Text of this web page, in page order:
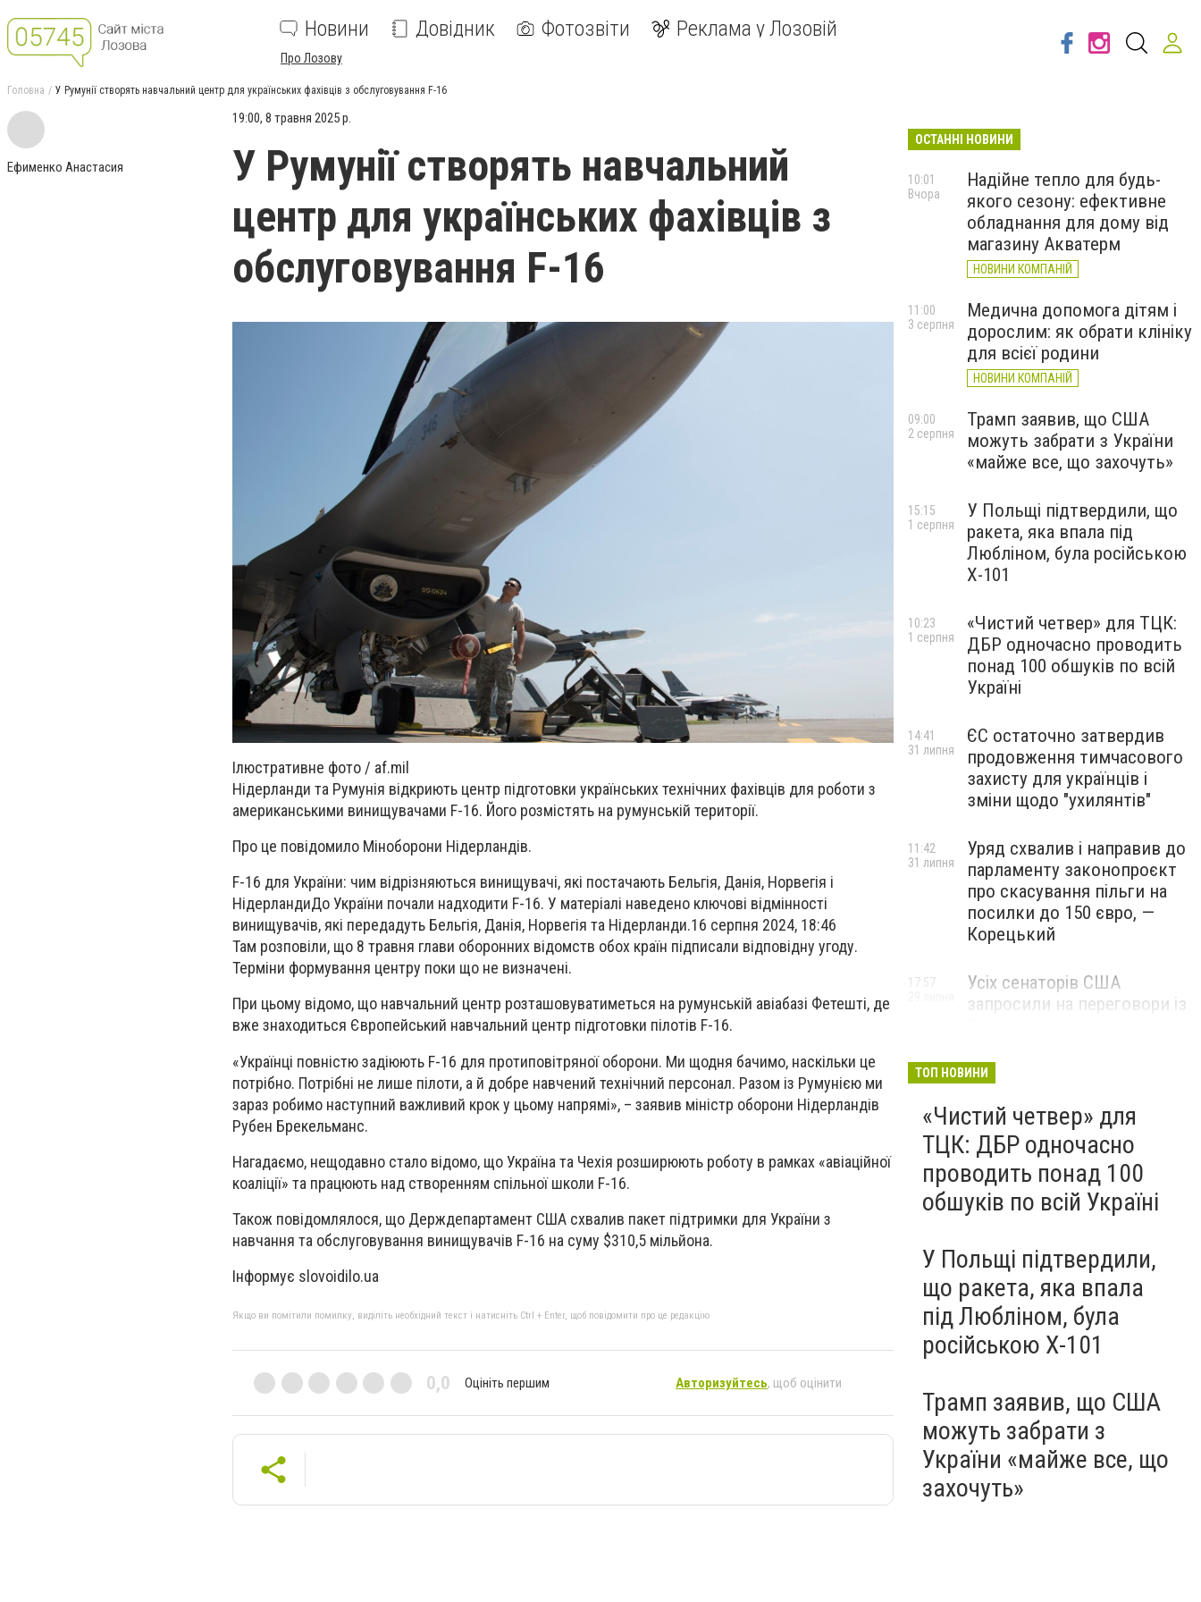
Новини Довідник Фотозвіти Реклама у Лозовій
Про Лозову
Головна У Румунії створять навчальний центр для українських фахівців з обслуговування F-16
Ефименко Анастасия
19:00, 8 травня 2025 р.
У Румунії створять навчальний
центр для українських фахівців з
обслуговування F-16
Ілюстративне фото / af.mil
Нідерланди та Румунія відкриють центр підготовки українських технічних фахівців для роботи з
американськими винищувачами F-16. Його розмістять на румунській території.
Про це повідомило Міноборони Нідерландів.
F-16 для України: чим відрізняються винищувачі, які постачають Бельгія, Данія, Норвегія і
НідерландиДо України почали надходити F-16. У матеріалі наведено ключові відмінності
винищувачів, які передадуть Бельгія, Данія, Норвегія та Нідерланди.16 серпня 2024, 18:46
Там розповіли, що 8 травня глави оборонних відомств обох країн підписали відповідну угоду.
Терміни формування центру поки що не визначені.
При цьому відомо, що навчальний центр розташовуватиметься на румунській авіабазі Фетешті, де
вже знаходиться Європейський навчальний центр підготовки пілотів F-16.
«Українці повністю задіюють F-16 для протиповітряної оборони. Ми щодня бачимо, наскільки це
потрібно. Потрібні не лише пілоти, а й добре навчений технічний персонал. Разом із Румунією ми
зараз робимо наступний важливий крок у цьому напрямі», – заявив міністр оборони Нідерландів
Рубен Брекельманс.
Нагадаємо, нещодавно стало відомо, що Україна та Чехія розширюють роботу в рамках «авіаційної
коаліції» та працюють над створенням спільної школи F-16.
Також повідомлялося, що Держдепартамент США схвалив пакет підтримки для України з
навчання та обслуговування винищувачів F-16 на суму $310,5 мільйона.
Інформує slovoidilo.ua
Якщо ви помітили помилку, виділіть необхідний текст і натисніть Ctrl + Enter, щоб повідомити про це редакцію
0,0 Оцініть першим Авторизуйтесь, щоб оцінити
ОСТАННІ НОВИНИ
Надійне тепло для будь-
якого сезону: ефективне
обладнання для дому від
магазину Акватерм
НОВИНИ КОМПАНІЙ
10:01
Вчора
Медична допомога дітям і
дорослим: як обрати клініку
для всієї родини
НОВИНИ КОМПАНІЙ
11:00
3 серпня
Трамп заявив, що США
можуть забрати з України
«майже все, що захочуть»
09:00
2 серпня
У Польщі підтвердили, що
ракета, яка впала під
Любліном, була російською
Х-101
15:15
1 серпня
«Чистий четвер» для ТЦК:
ДБР одночасно проводить
понад 100 обшуків по всій
Україні
10:23
1 серпня
ЄС остаточно затвердив
продовження тимчасового
захисту для українців і
зміни щодо "ухилянтів"
14:41
31 липня
Уряд схвалив і направив до
парламенту законопроєкт
про скасування пільги на
посилки до 150 євро, —
Корецький
11:42
31 липня
Усіх сенаторів США
запросили на переговори із
Росії, – The Hill
17:57
ТОП НОВИНИ
«Чистий четвер» для
ТЦК: ДБР одночасно
проводить понад 100
обшуків по всій Україні
У Польщі підтвердили,
що ракета, яка впала
під Любліном, була
російською Х-101
Трамп заявив, що США
можуть забрати з
України «майже все, що
захочуть»